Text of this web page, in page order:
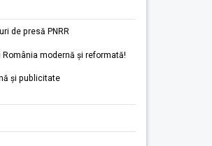
de presă PNRR
România modernă și reformată!
și publicitate